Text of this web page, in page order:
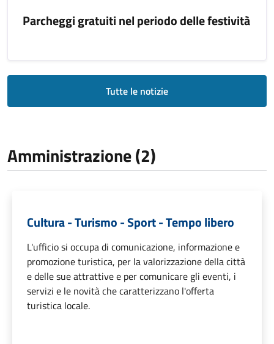
Parcheggi gratuiti nel periodo delle festività
Tutte le notizie
Amministrazione (2)
Cultura - Turismo - Sport - Tempo libero
L'ufficio si occupa di comunicazione, informazione e
promozione turistica, per la valorizzazione della città
e delle sue attrattive e per comunicare gli eventi, i
servizi e le novità che caratterizzano l'offerta
turistica locale.